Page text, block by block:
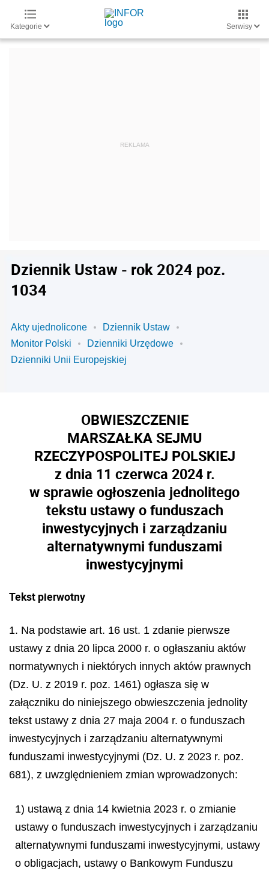
Kategorie Serwisy
Dziennik Ustaw - rok 2024 poz.
1034
Akty ujednolicone
Dziennik Ustaw
Monitor Polski
Dzienniki Urzędowe
Dzienniki Unii Europejskiej
OBWIESZCZENIE
MARSZAŁKA SEJMU
RZECZYPOSPOLITEJ POLSKIEJ
z dnia 11 czerwca 2024 r.
w sprawie ogłoszenia jednolitego
tekstu ustawy o funduszach
inwestycyjnych i zarządzaniu
alternatywnymi funduszami
inwestycyjnymi
Tekst pierwotny
1. Na podstawie art. 16 ust. 1 zdanie pierwsze
ustawy z dnia 20 lipca 2000 r. o ogłaszaniu aktów
normatywnych i niektórych innych aktów prawnych
(Dz. U. z 2019 r. poz. 1461) ogłasza się w
załączniku do niniejszego obwieszczenia jednolity
tekst ustawy z dnia 27 maja 2004 r. o funduszach
inwestycyjnych i zarządzaniu alternatywnymi
funduszami inwestycyjnymi (Dz. U. z 2023 r. poz.
681), z uwzględnieniem zmian wprowadzonych:
1) ustawą z dnia 14 kwietnia 2023 r. o zmianie
ustawy o funduszach inwestycyjnych i zarządzaniu
alternatywnymi funduszami inwestycyjnymi, ustawy
o obligacjach, ustawy o Bankowym Funduszu